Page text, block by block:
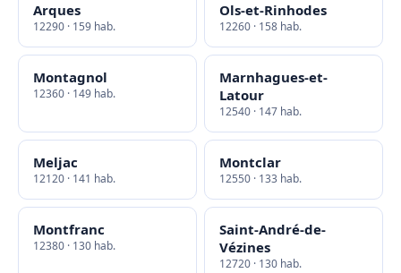
Arques
12290 · 159 hab.
Ols-et-Rinhodes
12260 · 158 hab.
Montagnol
12360 · 149 hab.
Marnhagues-et-
Latour
12540 · 147 hab.
Meljac
12120 · 141 hab.
Montclar
12550 · 133 hab.
Montfranc
12380 · 130 hab.
Saint-André-de-
Vézines
12720 · 130 hab.